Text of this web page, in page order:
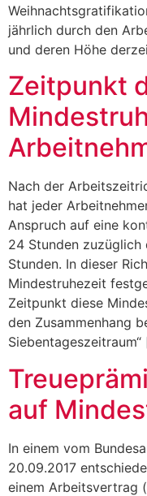
jährlich durch den
und deren Höhe
Zeitpunkt
Nach der
hat jeder
Anspruch auf eine
24 Stunden
Stunden. In dieser
Mindestruhezeit
Zeitpunkt diese
den Zusammenhang
auf
In einem vom
20.09.2017
einem Arbeitsvertrag